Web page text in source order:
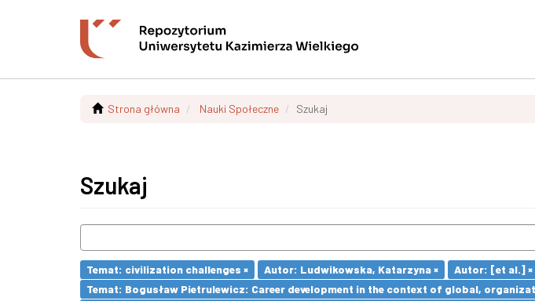
Strona główna Nauki Społeczne Szukaj
Szukaj
Temat: civilization challenges × Autor: Ludwikowska, Katarzyna ×
Autor: [et al.] ×
Temat: Bogusław Pietrulewicz: Career development in the context of global,